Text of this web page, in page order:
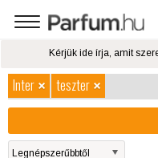
Inter
teszter